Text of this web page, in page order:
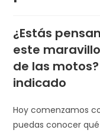
¿Estás
este
de las
indicado
Hoy comenzamos
puedas conocer